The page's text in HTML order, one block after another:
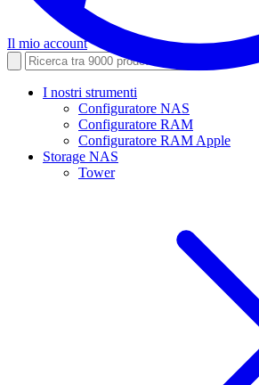
Il mio account
I nostri strumenti
Configuratore NAS
Configuratore RAM
Configuratore RAM Apple
Storage NAS
Tower